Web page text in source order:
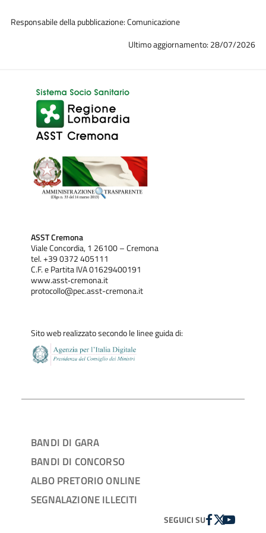
Responsabile della pubblicazione: Comunicazione
Ultimo aggiornamento: 28/07/2026
ASST Cremona
Viale Concordia, 1 26100 – Cremona
tel. +39 0372 405111
C.F. e Partita IVA 01629400191
www.asst‐cremona.it
protocollo@pec.asst-cremona.it
Sito web realizzato secondo le linee guida di:
BANDI DI GARA
BANDI DI CONCORSO
ALBO PRETORIO ONLINE
SEGNALAZIONE ILLECITI
SEGUICI SUFACEBOOK
TWITTER
YOUTUBE